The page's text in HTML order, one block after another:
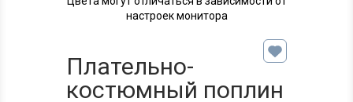
настроек монитора
Плательно-
костюмный поплин